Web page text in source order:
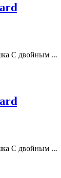
С двойным ...
С двойным ...